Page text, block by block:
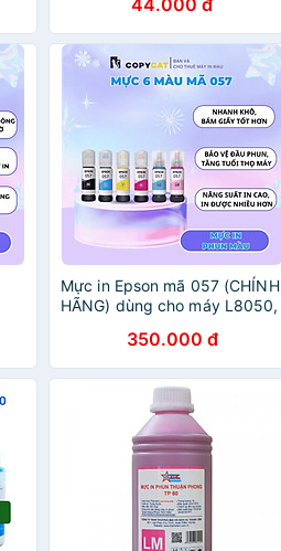
L3210 / L1250 / L3250 - hàng
chính hãng
44.000 đ
Mực in Epson mã 057 (CHÍNH
HÃNG) dùng cho máy L8050,
350.000 đ